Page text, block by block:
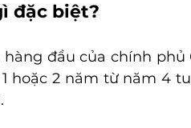
đặc biệt?
đầu của chính phủ
hoặc 2 năm từ năm 4